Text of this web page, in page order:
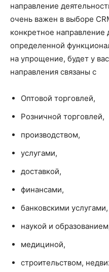
направление
очень важен в выборе
конкретное
определенной
на упрощение, будет у
направления связаны с
Оптовой торговлей,
Розничной торговлей,
производством,
услугами,
доставкой,
финансами,
банковскими услугами,
наукой и
медициной,
строительством,